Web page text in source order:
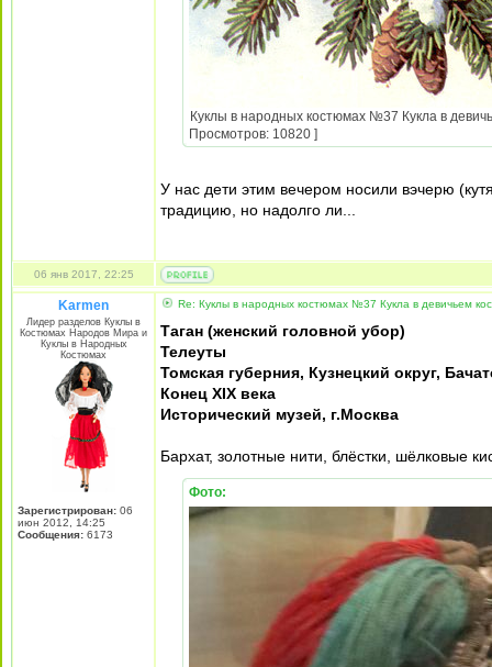
Куклы в народных костюмах №37 Кукла в
Просмотров: 10820 ]
У нас дети этим вечером носили вэчерю
традицию, но надолго ли...
06 янв 2017, 22:25
Karmen
Лидер разделов Куклы в
Костюмах Народов Мира и
Куклы в Народных
Костюмах
Зарегистрирован: 06
июн 2012, 14:25
Сообщения: 6173
Re: Куклы в народных костюмах №37 Кукла в девичьем
Таган (женский головной убор)
Телеуты
Томская губерния, Кузнецкий округ,
Конец XIX века
Исторический музей, г.Москва
Бархат, золотные нити, блёстки, шёлковые
Фото: